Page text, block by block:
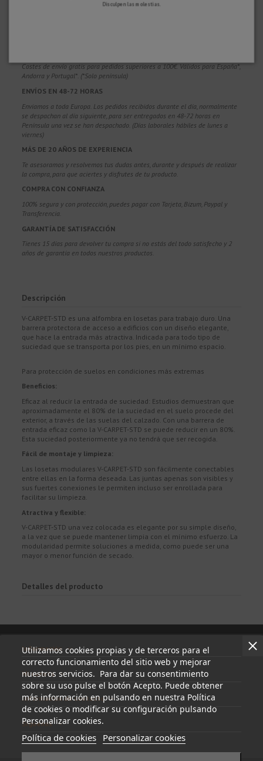
Costes de envío gratis para pedidos superiores a 100€. Válidos para España*,
Andorra y Portugal*. (*Solo península)
ENVÍOS EN 48-72 HORAS
Enviamos a toda Europa. Los pedidos recibidos durante el día, normalmente
se despachan al día siguiente, para ser entregados en 48-72 horas en
Península una vez se han despachado. (Días laborales hábiles de lunes a
viernes)
MÁS DE 20 AÑOS DE EXPERIENCIA
Te asesoramos y resolvemos tus dudas antes, durante y después de realizar
la compra, para que aciertes y disfrutes de tu producto.
COMPRA CON CONFIANZA
100% segura y con protección, puedes pagar con Tarjeta, Bizum, Paypal y
Transferencia.
GARANTÍA DE SATISFACCIÓN
Tienes 15 días para devolver tu compra si no estás del todo satisfecho y 2
años de garantía en todos nuestros productos.
Descripción
V-CARPET-STD es una alfombra en losetas para trabajo duro. Una
barrera protectora de acceso a edificios con un diseño elegante,
que hace la entrada más atractiva. Indicada para todo tipo de
suciedad que se transporta por los pies, en un mínimo espacio.
Para protección de suelos en condiciones más extremas
Beneficios:
Eficaz al reducir la entrada de suciedad: Estudios demuestran que
aproximadamente el 80% de la suciedad en el suelo procede del
exterior, a través de las suelas del calzado. Con una barrera de
entrada eficaz como la V-CARPET-STD se puede reducir en un 80%.
Esta suciedad posteriormente ya no tendrá que ser recogida.
Fácil de montaje y limpieza:
Las losetas modulares V-CARPET-STD son fácilmente conectables
entre ellas en la forma deseada. Las juntas apenas son visibles y
sus fuertes conexiones le permiten incluso ser enrollada para
facilitar su limpieza.
Atractiva y flexible:
V-CARPET-STD una vez colocada es elegante por su simple diseño,
a la vez que se puede mantener limpia con el mínimo esfuerzo. La
modularidad permite soluciones a medida, como puede ser una
mayor o menor función de secado.
Detalles del producto
Utilizamos cookies propias y de terceros para el
correcto funcionamiento del sitio web y mejorar
nuestros servicios. Para dar su consentimiento
sobre su uso pulse el botón Acepto. Puede obtener
más información en pulsando en nuestra Política
de cookies o modificar su configuración pulsando
Personalizar cookies.
Política de cookies Personalizar cookies
Información
Mi cuenta
Información de contacto
Síguenos
Disculpen las molestias.